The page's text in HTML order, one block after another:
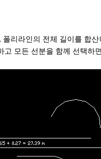
폴리라인의 전체 길이를 합
고 모든 선분을 함께 선택하면